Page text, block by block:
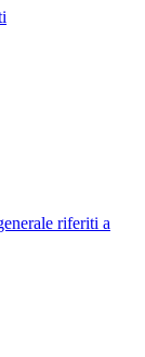
riferiti a